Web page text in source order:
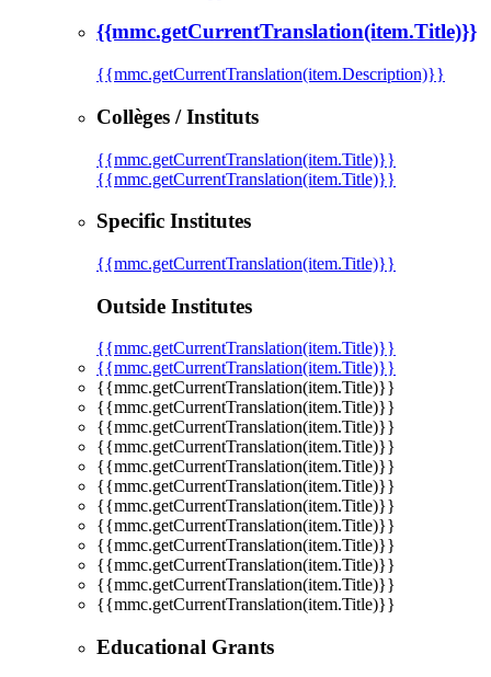
{{mmc.getCurrentTranslation(item.Title)}}
{{mmc.getCurrentTranslation(item.Description)}}
Collèges / Instituts
{{mmc.getCurrentTranslation(item.Title)}}
{{mmc.getCurrentTranslation(item.Title)}}
Specific Institutes
{{mmc.getCurrentTranslation(item.Title)}}
Outside Institutes
{{mmc.getCurrentTranslation(item.Title)}}
{{mmc.getCurrentTranslation(item.Title)}}
{{mmc.getCurrentTranslation(item.Title)}}
{{mmc.getCurrentTranslation(item.Title)}}
{{mmc.getCurrentTranslation(item.Title)}}
{{mmc.getCurrentTranslation(item.Title)}}
{{mmc.getCurrentTranslation(item.Title)}}
{{mmc.getCurrentTranslation(item.Title)}}
{{mmc.getCurrentTranslation(item.Title)}}
{{mmc.getCurrentTranslation(item.Title)}}
{{mmc.getCurrentTranslation(item.Title)}}
{{mmc.getCurrentTranslation(item.Title)}}
{{mmc.getCurrentTranslation(item.Title)}}
{{mmc.getCurrentTranslation(item.Title)}}
Educational Grants